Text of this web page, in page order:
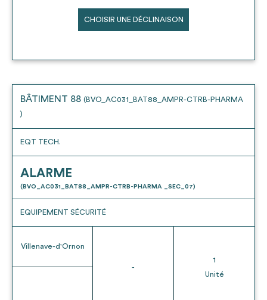
CHOISIR UNE DÉCLINAISON
BÂTIMENT 88 (BVO_AC031_BAT88_AMPR-CTRB-PHARMA
)
EQT TECH.
ALARME
(BVO_AC031_BAT88_AMPR-CTRB-PHARMA _SEC_07)
EQUIPEMENT SÉCURITÉ
Villenave-d'Ornon
-
1
Unité